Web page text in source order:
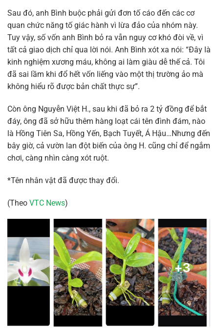
Sau đó, anh Bình buộc phải gửi đơn tố cáo đến các cơ
quan chức năng tố giác hành vì lừa đảo của nhóm này.
Tuy vậy, số vốn anh Bình bỏ ra vẫn nguy cơ khó đòi về, vì
tất cả giao dịch chỉ qua lời nói. Anh Bình xót xa nói: “Đây là
kinh nghiệm xương máu, không ai làm giàu dễ thế cả. Tôi
đã sai lầm khi đổ hết vốn liếng vào một thị trường ảo mà
không hiểu rõ được bản chất thực sự”.
Còn ông Nguyễn Việt H., sau khi đã bỏ ra 2 tỷ đồng để bắt
đáy, ông đã sở hữu thêm hàng loạt cái tên đình đám, nào
là Hồng Tiên Sa, Hồng Yến, Bạch Tuyết, Á Hậu…Nhưng đến
bây giờ, cả vườn lan đột biến của ông H. cũng chỉ để ngắm
chơi, càng nhìn càng xót ruột.
*Tên nhân vật đã được thay đổi.
(Theo VTC News)